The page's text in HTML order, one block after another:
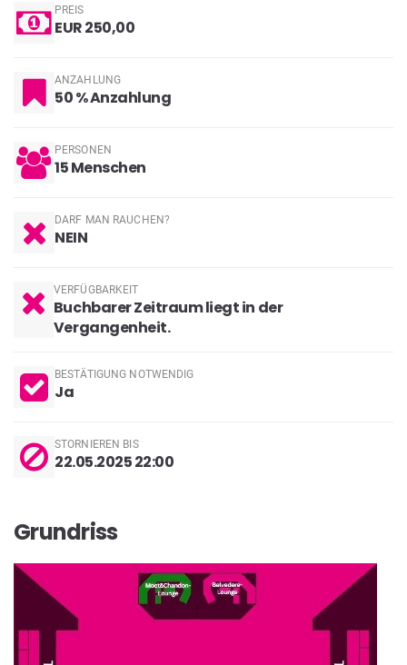
PREIS
EUR 250,00
ANZAHLUNG
50 % Anzahlung
PERSONEN
15Menschen
DARF MAN RAUCHEN?
NEIN
VERFÜGBARKEIT
Buchbarer Zeitraum liegt in der
Vergangenheit.
BESTÄTIGUNG NOTWENDIG
Ja
STORNIEREN BIS
22.05.2025 22:00
Grundriss